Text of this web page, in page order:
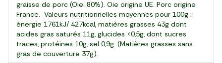
graisse de porc (Oie: 80%). Oie origine UE. Porc origine
France. Valeurs nutritionnelles moyennes pour 100g :
énergie 1761kJ/ 427kcal, matières grasses 43g dont
acides gras saturés 11g, glucides <0,5g, dont sucres
traces, protéines 10g, sel 0,9g. (Matières grasses sans
gras de couverture 37g).